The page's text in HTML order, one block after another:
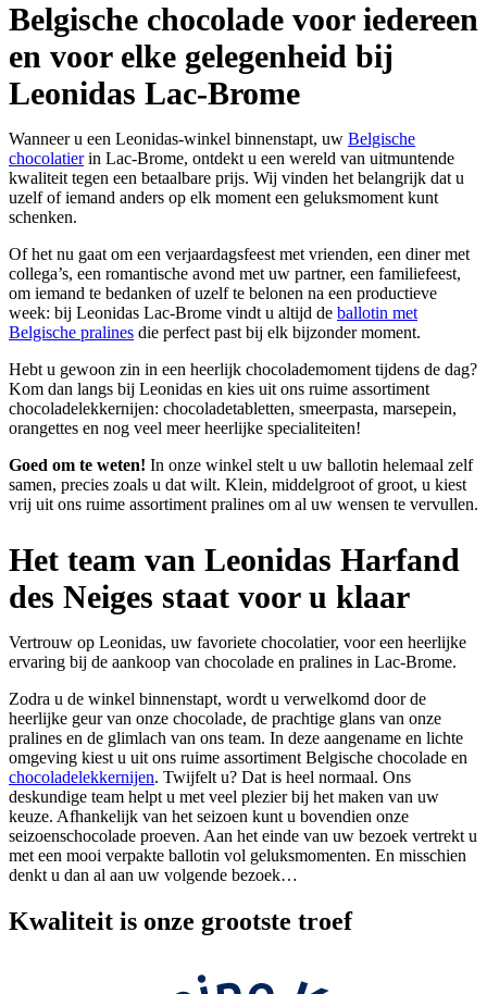
Belgische chocolade voor iedereen
en voor elke gelegenheid bij
Leonidas Lac-Brome
Wanneer u een Leonidas-winkel binnenstapt, uw Belgische
chocolatierin Lac-Brome, ontdekt u een wereld van uitmuntende
kwaliteit tegen een betaalbare prijs. Wij vinden het belangrijk dat u
uzelf of iemand anders op elk moment een geluksmoment kunt
schenken.
Of het nu gaat om een verjaardagsfeest met vrienden, een diner met
collega’s, een romantische avond met uw partner, een familiefeest,
om iemand te bedanken of uzelf te belonen na een productieve
week: bij Leonidas Lac-Brome vindt u altijd de ballotin met
Belgische pralines die perfect past bij elk bijzonder moment.
Hebt u gewoon zin in een heerlijk chocolademoment tijdens de dag?
Kom dan langs bij Leonidas en kies uit ons ruime assortiment
chocoladelekkernijen: chocoladetabletten, smeerpasta, marsepein,
orangettes en nog veel meer heerlijke specialiteiten!
Goed om te weten! In onze winkel stelt u uw ballotin helemaal zelf
samen, precies zoals u dat wilt. Klein, middelgroot of groot, u kiest
vrij uit ons ruime assortiment pralines om al uw wensen te vervullen.
Het team van Leonidas Harfand
des Neiges staat voor u klaar
Vertrouw op Leonidas, uw favoriete chocolatier, voor een heerlijke
ervaring bij de aankoop van chocolade en pralines in Lac-Brome.
Zodra u de winkel binnenstapt, wordt u verwelkomd door de
heerlijke geur van onze chocolade, de prachtige glans van onze
pralines en de glimlach van ons team. In deze aangename en lichte
omgeving kiest u uit ons ruime assortiment Belgische chocolade en
chocoladelekkernijen. Twijfelt u? Dat is heel normaal. Ons
deskundige team helpt u met veel plezier bij het maken van uw
keuze. Afhankelijk van het seizoen kunt u bovendien onze
seizoenschocolade proeven. Aan het einde van uw bezoek vertrekt u
met een mooi verpakte ballotin vol geluksmomenten. En misschien
denkt u dan al aan uw volgende bezoek…
Kwaliteit is onze grootste troef